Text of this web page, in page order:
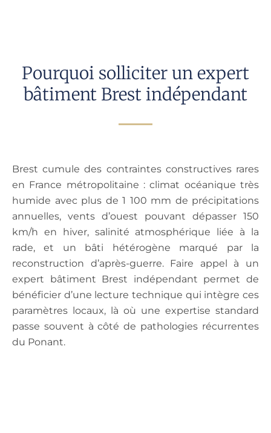
Pourquoi solliciter un expert
bâtiment Brest indépendant
Brest cumule des contraintes constructives rares
en France métropolitaine : climat océanique très
humide avec plus de 1 100 mm de précipitations
annuelles, vents d’ouest pouvant dépasser 150
km/h en hiver, salinité atmosphérique liée à la
rade, et un bâti hétérogène marqué par la
reconstruction d’après-guerre. Faire appel à un
expert bâtiment Brest indépendant permet de
bénéficier d’une lecture technique qui intègre ces
paramètres locaux, là où une expertise standard
passe souvent à côté de pathologies récurrentes
du Ponant.